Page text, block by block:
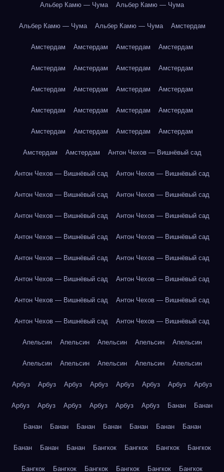
Альбер Камю — Чума Альбер Камю — Чума
Альбер Камю — Чума Альбер Камю — Чума Амстердам
Амстердам Амстердам Амстердам Амстердам
Амстердам Амстердам Амстердам Амстердам
Амстердам Амстердам Амстердам Амстердам
Амстердам Амстердам Амстердам Амстердам
Амстердам Амстердам Амстердам Амстердам
Амстердам Амстердам Антон Чехов — Вишнёвый сад
Антон Чехов — Вишнёвый сад Антон Чехов — Вишнёвый сад
Антон Чехов — Вишнёвый сад Антон Чехов — Вишнёвый сад
Антон Чехов — Вишнёвый сад Антон Чехов — Вишнёвый сад
Антон Чехов — Вишнёвый сад Антон Чехов — Вишнёвый сад
Антон Чехов — Вишнёвый сад Антон Чехов — Вишнёвый сад
Антон Чехов — Вишнёвый сад Антон Чехов — Вишнёвый сад
Антон Чехов — Вишнёвый сад Антон Чехов — Вишнёвый сад
Антон Чехов — Вишнёвый сад Антон Чехов — Вишнёвый сад
Апельсин Апельсин Апельсин Апельсин Апельсин
Апельсин Апельсин Апельсин Апельсин Апельсин
Арбуз Арбуз Арбуз Арбуз Арбуз Арбуз Арбуз Арбуз
Арбуз Арбуз Арбуз Арбуз Арбуз Арбуз Банан Банан
Банан Банан Банан Банан Банан Банан Банан
Банан Банан Банан Бангкок Бангкок Бангкок Бангкок
Бангкок Бангкок Бангкок Бангкок Бангкок Бангкок